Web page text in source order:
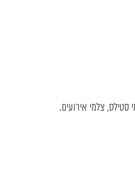
סטילס, צלמי אירועים.